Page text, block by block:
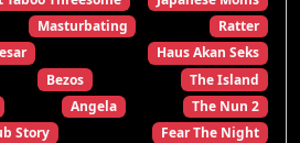
Masturbating
Ratter
Haus Akan Seks
Bezos
The Island
Angela
The Nun 2
Story
Fear The Night